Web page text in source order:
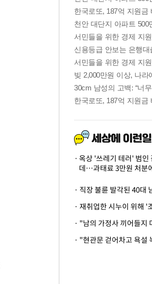
옥상 '쓰레기 테러' 범인
데…과태료 3만원 처분